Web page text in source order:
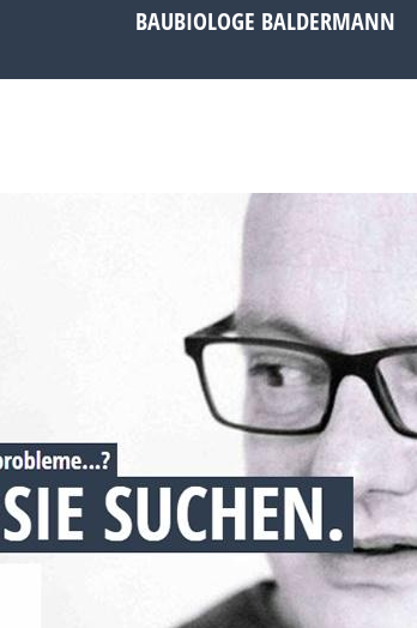
BAUBIOLOGE BALDERMANN